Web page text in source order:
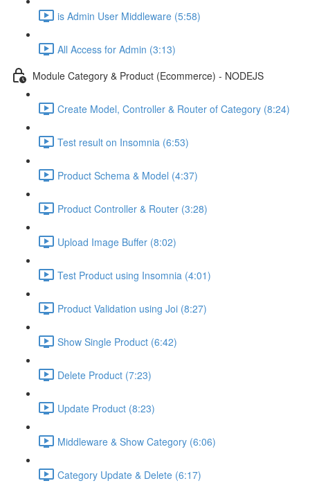
is Admin User Middleware (5:58)
All Access for Admin (3:13)
Module Category & Product (Ecommerce) - NODEJS
Create Model, Controller & Router of Category (8:24)
Test result on Insomnia (6:53)
Product Schema & Model (4:37)
Product Controller & Router (3:28)
Upload Image Buffer (8:02)
Test Product using Insomnia (4:01)
Product Validation using Joi (8:27)
Show Single Product (6:42)
Delete Product (7:23)
Update Product (8:23)
Middleware & Show Category (6:06)
Category Update & Delete (6:17)